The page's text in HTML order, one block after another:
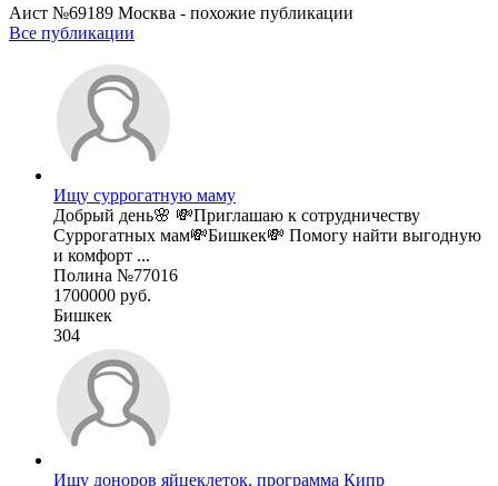
Аист №69189 Москва - похожие публикации
Все публикации
Ищу суррогатную маму
Добрый день🌸 💸Приглашаю к сотрудничеству
Суррогатных мам💸Бишкек💸 Помогу найти выгодную
и комфорт ...
Полина №77016
1700000 руб.
Бишкек
304
Ищу доноров яйцеклеток, программа Кипр